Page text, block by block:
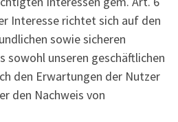
Interesse richtet sich auf den
sowie sicheren
sowohl unseren geschäftlichen
den Erwartungen der Nutzer
den Nachweis von